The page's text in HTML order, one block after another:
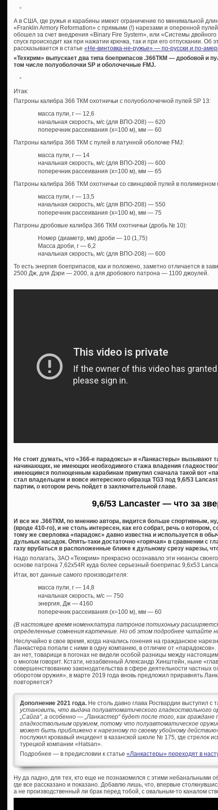
А в США, где ружья и карабины имеют ограничение по минимальной
«Franklin Armory Reformation» с прямыми (!) нарезами и оперенной
обошел за счет внедрения «Binary Fire System», или «Системы
спуск происходит как при нажатии крючка, так и при его отпускании. Об
рассказывается в статье «Не-винтовка-не-ружье» — по-русски и по-
«Техкрим» выпускает два типа боеприпасов .366ТКМ — дробовой и
том числе полуоболочки SP и оболочечные FMJ.
Итак:
Патроны калибра 366 ТКМ охотничьи с полуоболочечной пулей SP 13:
масса пули, г — 12,6
начальная скорость, м/с (для ВПО-208) — 620
поперечник рассеивания (х=100 м), мм — 60
Патроны калибра 366 ТКМ с пулей в латунной оболочке FMJ:
масса пули, г — 14
начальная скорость, м/с (для ВПО-208) — 600
поперечник рассеивания (х=100 м), мм — 65
Патроны калибра 366 ТКМ охотничьи со свинцовой пулей в полимерном
масса пули, г — 13,5
начальная скорость, м/с (для ВПО-208) — 550
поперечник рассеивания (х=100 м), мм — 75
Патроны дробовые калибра 366 ТКМ охотничьи (дробь № 10):
Номер (диаметр, мм) дроби — 10 (1,75)
Масса дроби, г — 6,2
начальная скорость, м/с (для ВПО-208) — 600
То есть энергия боеприпасов, как и положено, заметно отличается в
2500 Дж, для Дэри — 2000, а для дробового патрона — 1100 джоулей.
Не стоит думать, что «366-е парадоксы» и «Ланкастеры» вызывают
начинающих, не имеющих необходимого стажа владения
имеющимся полноценным карабинам прикупил сначала такой вот
стал владельцем и вовсе интересного образца TG3 под 9,6/53
партии, о котором речь пойдет в заключительной главе.
9,6/53 Lancaster — что за
И все же .366ТКМ, по мнению автора, видится больше спортивным,
(вроде 410-го), и не столь интересен, как его собрат, речь о котором,
тому же сверловка «парадокс» давно известна и используется в
дульных насадок. Опять-таки достаточно «горячая» в сравнении с
газу врубаться в расположенные ближе к дульному срезу нарезы,
Надо полагать, ЗАО «Техкрим» прекрасно осознавало эти нюансы
основе патрона 7,62х54R куда более серьезный боеприпас 9,6х53
Итак, вот данные самого производителя:
масса пули, г — 14,8
начальная скорость, м/с — 750
энергия, Дж — 4160
поперечник рассеивания (х=100 м), мм — 60
(В настоящее время номенклатура патронов потихоньку
определенные сомнения картечные. Но об этом подробнее читайте
Неслучайно в свое время, когда начались гонения на гражданское
Ланкастера попали с ними в одну компанию, в отличие от
ан нет, товарищи в погонах не видели особой разницы между
о многом говорит. Кстати, незабвенный Александр Хинштейн, ныне
совершенствованию законодательства в сфере деятельности частных
оборотом оружия», в марте 2019 года вновь предложил приравнять
повторяется?
Дополнение 2021 года. Не столь давно глава Росгвардии выступил с
установить, что выдача полуавтоматического гладкоствольного
„Сайга“, а особенно — „Ланкастер“ будет после того, как
гладкоствольным оружием, потому что полуавтоматическое
может быть приближено к нарезному по своему убойному действию
послужил кровавый инцидент в казанской школе № 175, где стрелок
турецкой компании «Hatsan».
Подробнее — в предисловии к статье «Ланкастеры» переходят в
Ну да ладно, для тех, кто еще не познакомился с этими небанальными
где все рассказано и показано. Добавлю лишь, что, впервые
а не производственный ли брак перед тобой, с овальным-то каналом